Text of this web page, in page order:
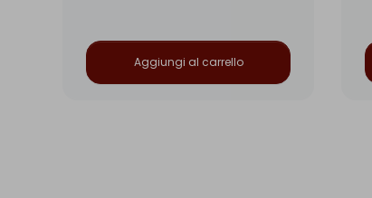
Aggiungi al carrello